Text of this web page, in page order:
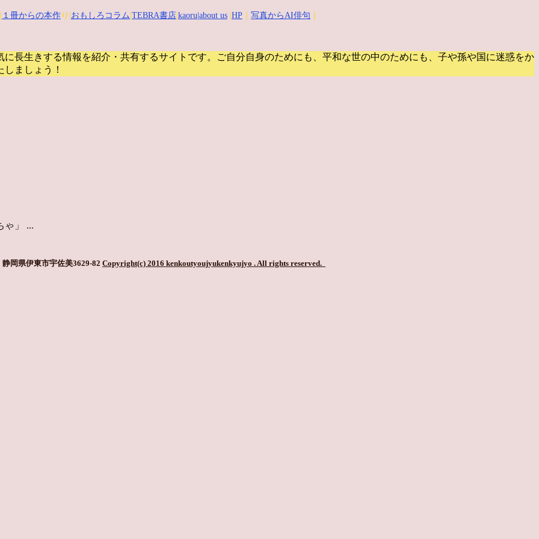
１冊からの本作 り| おもしろコラム TEBRA書店 kaoru |about us HP 写真からAI俳句
長生きする情報を紹介・共有するサイトです。
ご自分自身のためにも、平和な世の中のためにも、子や孫や国に迷惑をか
ましょう！
ゃ」 ...
岡県伊東市宇佐美3629-82 Copyright(c) 2016 kenkoutyoujyukenkyujyo . All rights reserved.